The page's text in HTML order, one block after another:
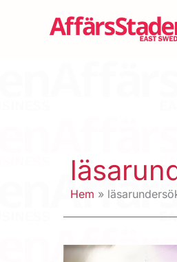
Hem